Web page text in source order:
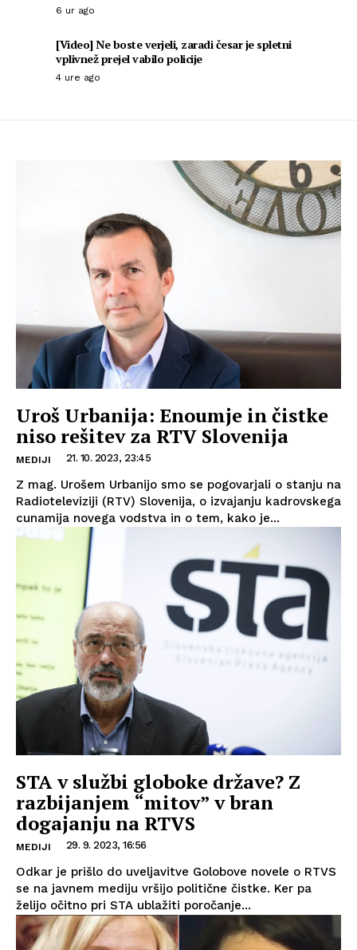
6 ur ago
[Video] Ne boste verjeli, zaradi česar je spletni
vplivnež prejel vabilo policije
4 ure ago
Uroš Urbanija: Enoumje in čistke
niso rešitev za RTV Slovenija
MEDIJI 21. 10. 2023, 23:45
Z mag. Urošem Urbanijo smo se pogovarjali o stanju na
Radioteleviziji (RTV) Slovenija, o izvajanju kadrovskega
cunamija novega vodstva in o tem, kako je...
STA v službi globoke države? Z
razbijanjem “mitov” v bran
dogajanju na RTVS
MEDIJI 29. 9. 2023, 16:56
Odkar je prišlo do uveljavitve Golobove novele o RTVS
se na javnem mediju vršijo politične čistke. Ker pa
želijo očitno pri STA ublažiti poročanje...